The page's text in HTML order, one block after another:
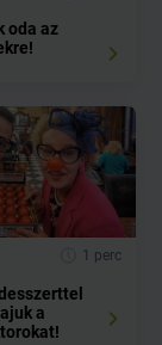
oda az
1 perc
a